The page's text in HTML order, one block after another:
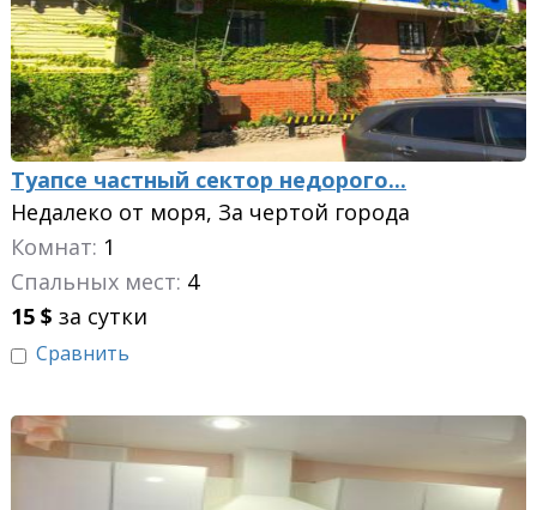
Туапсе частный сектор недорого...
Недалеко от моря, За чертой города
Комнат: 1
Спальных мест: 4
15 $ за сутки
Сравнить